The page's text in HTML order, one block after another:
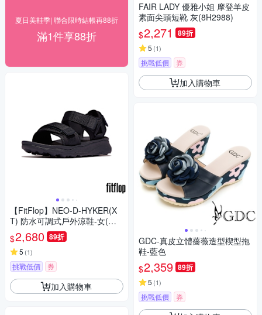
夏日美鞋季| 聯合限時結帳再88折
滿1件享88折
【FitFlop】NEO-D-HYKER(X
T) 防水可調式戶外涼鞋-女(午
夜藍)
$2,680 89折
5 (1)
挑戰低價 券
加入購物車
FAIR LADY 優雅小姐 摩登羊皮
素面尖頭短靴 灰(8H2988)
$2,271 89折
5 (1)
挑戰低價 券
加入購物車
GDC-真皮立體薔薇造型楔型拖
鞋-藍色
$2,359 89折
5 (1)
挑戰低價 券